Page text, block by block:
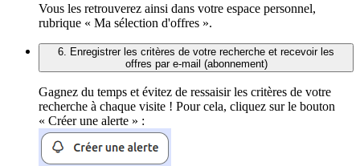
Vous les retrouverez ainsi dans votre espace personnel,
rubrique « Ma sélection d'offres ».
6. Enregistrer les critères de votre recherche et recevoir les
offres par e-mail (abonnement)
Gagnez du temps et évitez de ressaisir les critères de votre
recherche à chaque visite ! Pour cela, cliquez sur le bouton
« Créer une alerte » :